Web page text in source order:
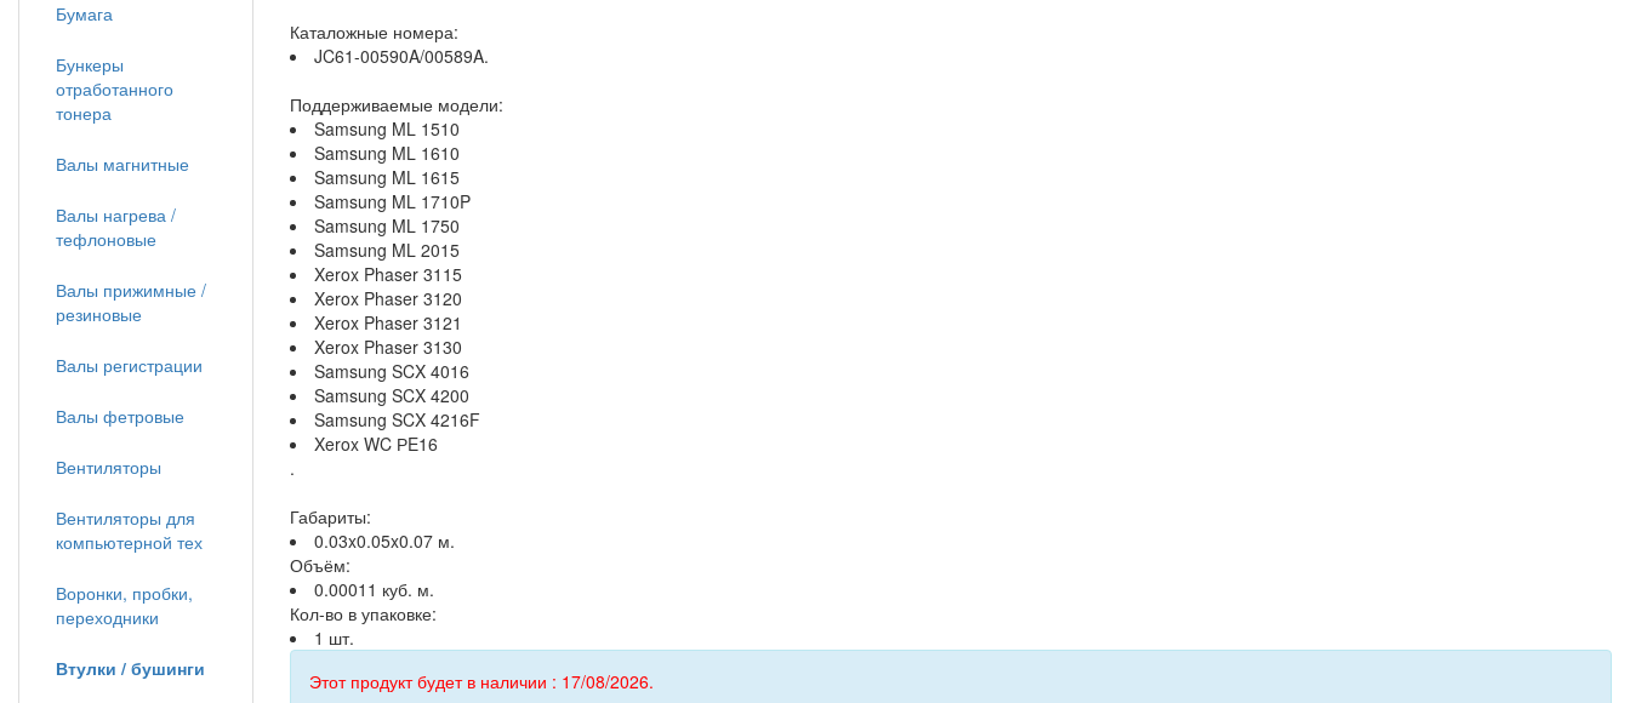
Каталожные номера:
JC61-00590A/00589A.
Поддерживаемые модели:
Samsung ML 1510
Samsung ML 1610
Samsung ML 1615
Samsung ML 1710P
Samsung ML 1750
Samsung ML 2015
Xerox Phaser 3115
Xerox Phaser 3120
Xerox Phaser 3121
Xerox Phaser 3130
Samsung SCX 4016
Samsung SCX 4200
Samsung SCX 4216F
Xerox WC РE16
.
Габариты:
0.03x0.05x0.07 м.
Объём:
0.00011 куб. м.
Кол-во в упаковке:
1 шт.
Этот продукт будет в наличии : 17/08/2026.
Бумага
Бункеры
отработанного
тонера
Валы магнитные
Валы нагрева /
тефлоновые
Валы прижимные /
резиновые
Валы регистрации
Валы фетровые
Вентиляторы
Вентиляторы для
компьютерной тех
Воронки, пробки,
переходники
Втулки / бушинги